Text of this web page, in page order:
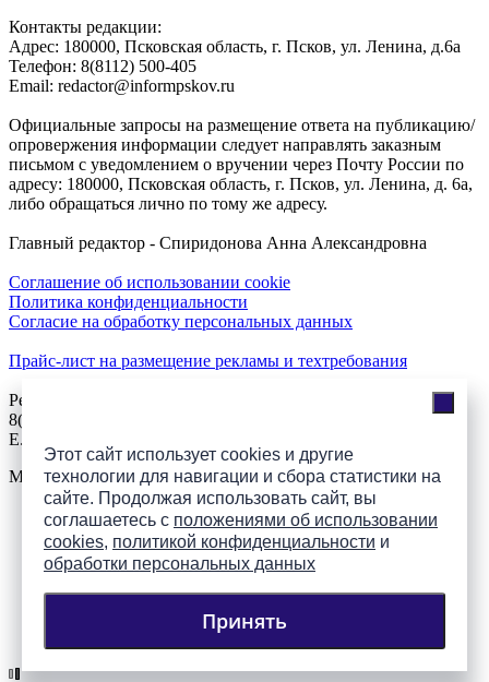
Этот сайт использует cookies и другие
технологии для навигации и сбора статистики на
сайте. Продолжая использовать сайт, вы
соглашаетесь с положениями об использовании
cookies, политикой конфиденциальности и
обработки персональных данных
Принять
Контакты редакции:
Адреc: 180000, Псковская область, г. Псков, ул. Ленина, д.6а
Телефон: 8(8112) 500-405
Email: redactor@informpskov.ru
Официальные запросы на размещение ответа на публикацию/
опровержения информации следует направлять заказным
письмом с уведомлением о вручении через Почту России по
адресу: 180000, Псковская область, г. Псков, ул. Ленина, д. 6а,
либо обращаться лично по тому же адресу.
Главный редактор - Спиридонова Анна Александровна
Соглашение об использовании cookie
Политика конфиденциальности
Согласие на обработку персональных данных
Прайс-лист на размещение рекламы и техтребования
Реклама на сайте
8(921)508-52-62, телефон 8(8112) 500-131
E.Sezeikina@mhpsk.ru
Меню
Слушать радио «7 небо» онлайн
Подпишись на группы
ПАИ в соцсетях!